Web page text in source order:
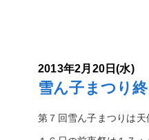
2013年2月20日(水)
雪ん子まつり
第７回雪ん子まつりは